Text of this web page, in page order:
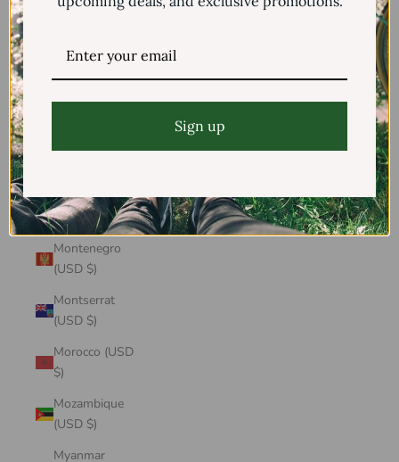
Mayotte (USD
Mexico (USD $)
Mongolia (USD
$)
Montenegro
(USD $)
Montserrat
(USD $)
Morocco (USD
$)
Mozambique
(USD $)
Myanmar
Sign up